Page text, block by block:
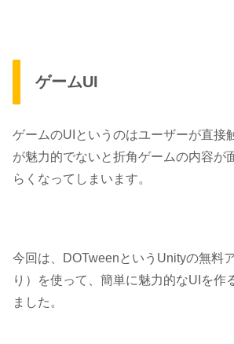
ゲームUI
ゲームのUIというのはユーザーが直接
が魅力的でないと折角ゲームの内容が
らくなってしまいます。
今回は、 DOTween というUnityの無料
り）を使って、簡単に魅力的なUIを作
ました。